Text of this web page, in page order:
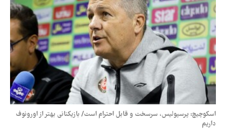
اسکوچیچ: پرسپولیس، سرسخت و قابل احترام است/ بازیکنانی بهتر از اورونوف
داریم